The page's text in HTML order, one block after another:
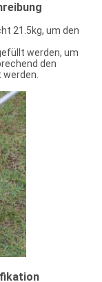
21.5kg, um den
werden, um
den
werden.